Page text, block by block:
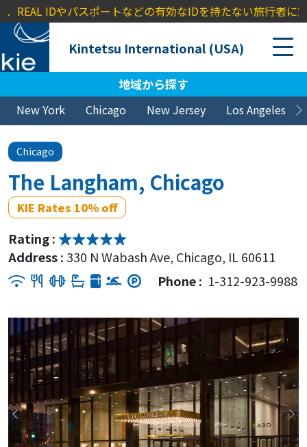
やパスポートなどの有効なIDを持たない旅行者に対し、
Kintetsu International (USA)
地域から探す
New York Chicago New Jersey Los Angeles
Chicago
The Langham, Chicago
KIE Rates 10% off
Rating :
Address : 330 N Wabash Ave, Chicago, IL 60611
Phone : 1-312-923-9988